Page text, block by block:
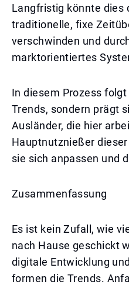
Langfristig könnte dies
traditionelle, fixe
verschwinden und
marktorientiertes
In diesem Prozess
Trends, sondern prägt
Ausländer, die hier
Hauptnutznießer
sie sich anpassen und
Zusammenfassung
Es ist kein Zufall, wie
nach Hause geschickt
digitale Entwicklung
formen die Trends.